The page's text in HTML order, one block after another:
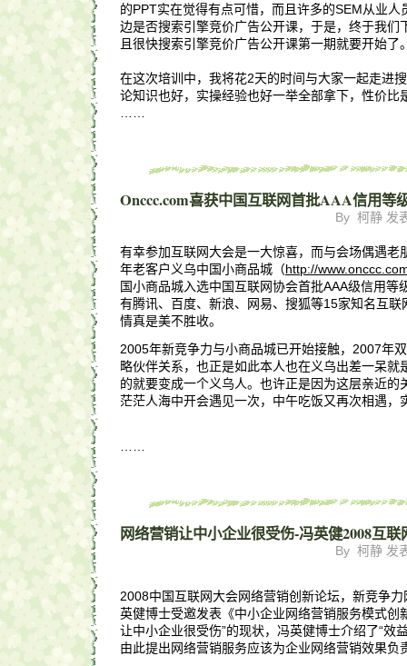
的PPT实在觉得有点可惜，而且许多的SEM从业人
边是否搜索引擎竞价广告公开课，于是，终于我们
且很快搜索引擎竞价广告公开课第一期就要开始了
在这次培训中，我将花2天的时间与大家一起走进
论知识也好，实操经验也好一举全部拿下，性价比
Onccc.com喜获中国互联网首批AAA信用等
By 柯静 发
有幸参加互联网大会是一大惊喜，而与会场偶遇老
年老客户义乌中国小商品城（http://
国小商品城入选中国互联网协会首批AAA级信用等
有腾讯、百度、新浪、网易、搜狐等15家知名互联
情真是美不胜收。
2005年新竞争力与小商品城已开始接触，2007年
略伙伴关系，也正是如此本人也在义乌出差一呆就
的就要变成一个义乌人。也许正是因为这层亲近的
茫茫人海中开会遇见一次，中午吃饭又再次相遇，
网络营销让中小企业很受伤-冯英健2008互
By 柯静 发
2008中国互联网大会网络营销创新论坛，新竞争
英健博士受邀发表《中小企业网络营销服务模式创
让中小企业很受伤”的现状，冯英健博士介绍了“效
由此提出网络营销服务应该为企业网络营销效果负